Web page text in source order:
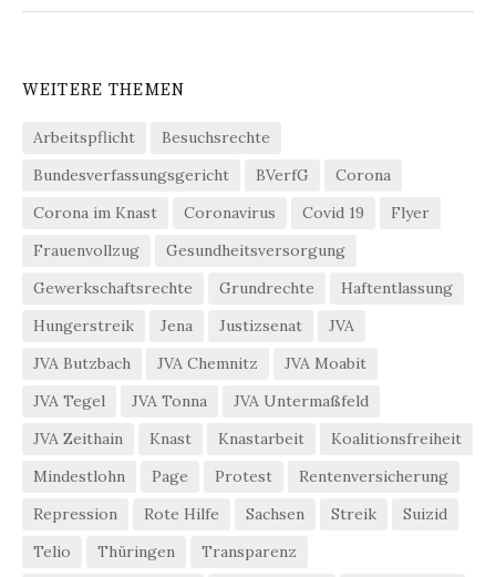
WEITERE THEMEN
Arbeitspflicht
Besuchsrechte
Bundesverfassungsgericht
BVerfG
Corona
Corona im Knast
Coronavirus Covid 19
Flyer
Frauenvollzug
Gesundheitsversorgung
Gewerkschaftsrechte
Grundrechte
Haftentlassung
Hungerstreik
Jena Justizsenat
JVA
JVA Butzbach
JVA Chemnitz
JVA Moabit
JVA Tegel
JVA Tonna
JVA Untermaßfeld
JVA Zeithain
Knast Knastarbeit
Koalitionsfreiheit
Mindestlohn
Page Protest
Rentenversicherung
Repression
Rote Hilfe Sachsen Streik
Suizid
Telio
Thüringen
Transparenz